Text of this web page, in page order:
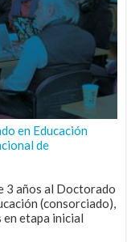
en Educación
de
3 años al Doctorado
(consorciado),
en etapa inicial